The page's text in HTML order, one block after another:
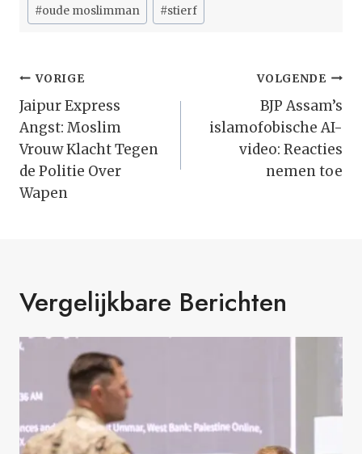
#oude moslimman #stierf
Bericht
Navigatie
VORIGE
Jaipur Express
Angst: Moslim
Vrouw Klacht Tegen
de Politie Over
Wapen
VOLGENDE
BJP Assam’s
islamofobische AI-
video: Reacties
nemen toe
Vergelijkbare Berichten